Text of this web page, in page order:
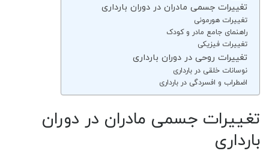
تغییرات جسمی مادران در دوران بارداری
تغییرات هورمونی
راهنمای جامع مادر و کودک
تغییرات فیزیکی
تغییرات روحی در دوران بارداری
نوسانات خلقی در بارداری
اضطراب و افسردگی در بارداری
تغییرات جسمی مادران در دوران
بارداری